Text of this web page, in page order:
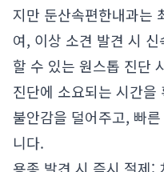
지만 둔산속편한내과는
여, 이상 소견 발견 시
할 수 있는 원스톱 진단
진단에 소요되는 시간을
불안감을 덜어주고, 빠
니다.